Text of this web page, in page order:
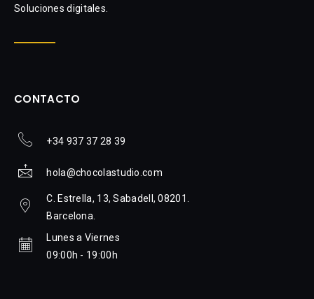
Soluciones digitales.
CONTACTO
+34 937 37 28 39
hola@chocolastudio.com
C. Estrella, 13, Sabadell, 08201.
Barcelona.
Lunes a Viernes
09:00h - 19:00h